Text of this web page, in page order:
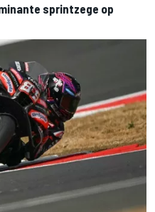
sprintzege op